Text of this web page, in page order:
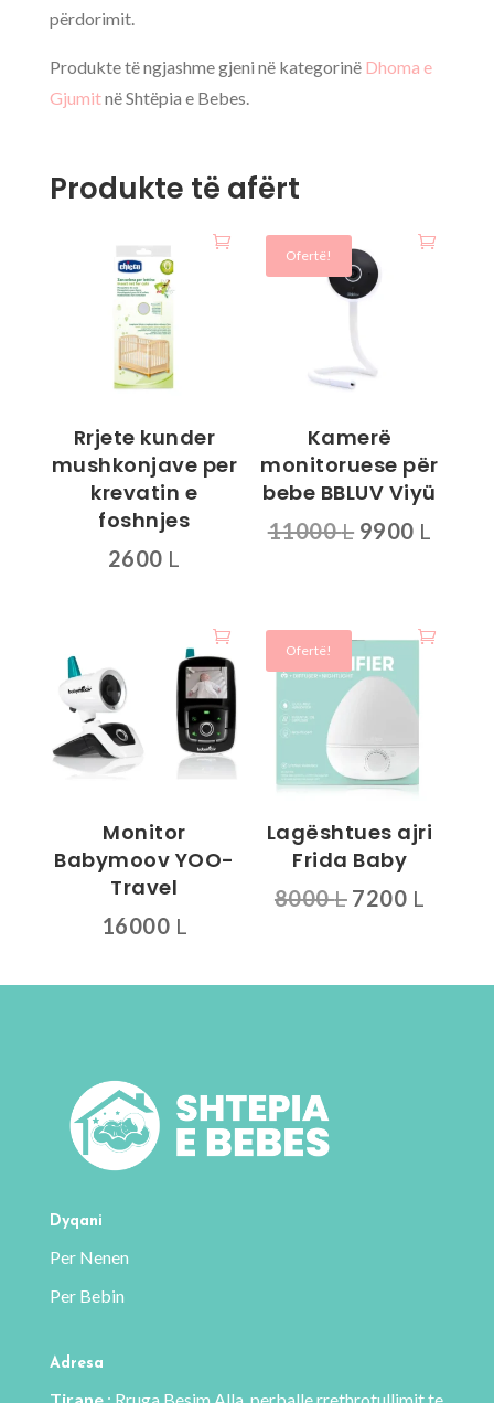
përdorimit.
Produkte të ngjashme gjeni në kategorinë Dhoma e
Gjumitnë Shtëpia e Bebes.
Produkte të afërt
Rrjete kunder
mushkonjave per
krevatin e
foshnjes
2600 L
Ofertë!
Kamerë
monitoruese për
bebe BBLUV Viyü
11000L Çmimi
9900 L
9900
Monitor
Babymoov YOO-
Travel
16000 L
Ofertë!
Lagështues ajri
Frida Baby
8000L Çmimi
8000 L.
7200 L
është:
Dyqani
Per Nenen
Per Bebin
Adresa